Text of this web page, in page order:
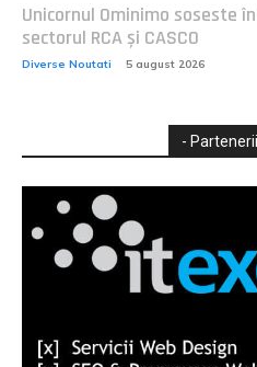
Unicornul Ominimo soseste
sectorul RCA și CASCO
Diverse Noutati 5 august 2026
-